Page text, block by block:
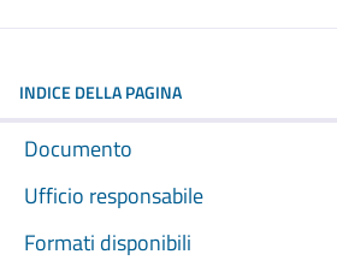
INDICE DELLA PAGINA
Documento
Ufficio responsabile
Formati disponibili